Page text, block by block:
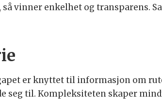
så vinner enkelhet og transparens.
er knyttet til informasjon om
seg til. Kompleksiteten skaper